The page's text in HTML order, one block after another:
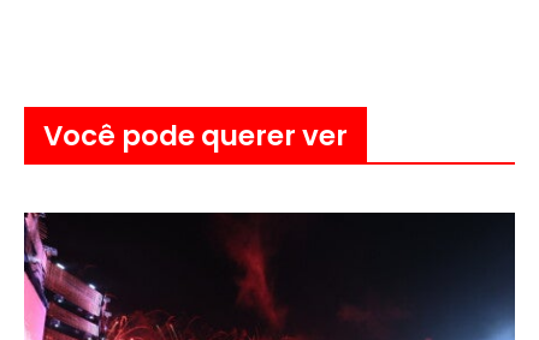
Você pode querer ver